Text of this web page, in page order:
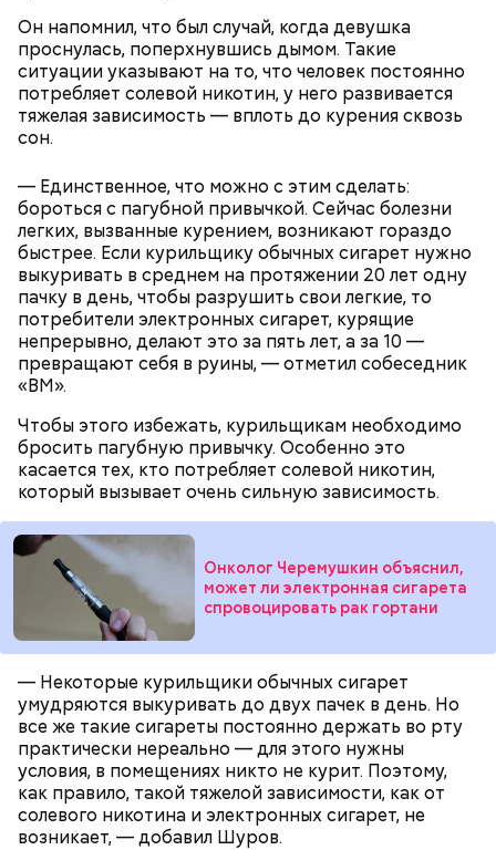
Он напомнил, что был случай, когда девушка
проснулась, поперхнувшись дымом. Такие
ситуации указывают на то, что человек постоянно
потребляет солевой никотин, у него развивается
тяжелая зависимость — вплоть до курения сквозь
сон.
— Единственное, что можно с этим сделать:
бороться с пагубной привычкой. Сейчас болезни
легких, вызванные курением, возникают гораздо
быстрее. Если курильщику обычных сигарет нужно
выкуривать в среднем на протяжении 20 лет одну
пачку в день, чтобы разрушить свои легкие, то
потребители электронных сигарет, курящие
непрерывно, делают это за пять лет, а за 10 —
превращают себя в руины, — отметил собеседник
«ВМ».
Чтобы этого избежать, курильщикам необходимо
бросить пагубную привычку. Особенно это
касается тех, кто потребляет солевой никотин,
который вызывает очень сильную зависимость.
Онколог Черемушкин объяснил,
может ли электронная сигарета
спровоцировать рак гортани
— Некоторые курильщики обычных сигарет
умудряются выкуривать до двух пачек в день. Но
все же такие сигареты постоянно держать во рту
практически нереально — для этого нужны
условия, в помещениях никто не курит. Поэтому,
как правило, такой тяжелой зависимости, как от
солевого никотина и электронных сигарет, не
возникает, — добавил Шуров.
Праздник любви
Праздник любви, или Ту бе-Ав, отмечается в
Израиле как местный аналог Дня святого
Валентина. Влюбленные в этот день делают друг
другу сюрпризы, дарят цветы и подарки,
устраивают свидания и признаются в своих
чувствах. Праздник уходит корнями в далекое
прошлое — во времена существования еврейской
традиции, когда девушки надевали белые платья и
водили хороводы в виноградниках, а юноши
искали себе невест.